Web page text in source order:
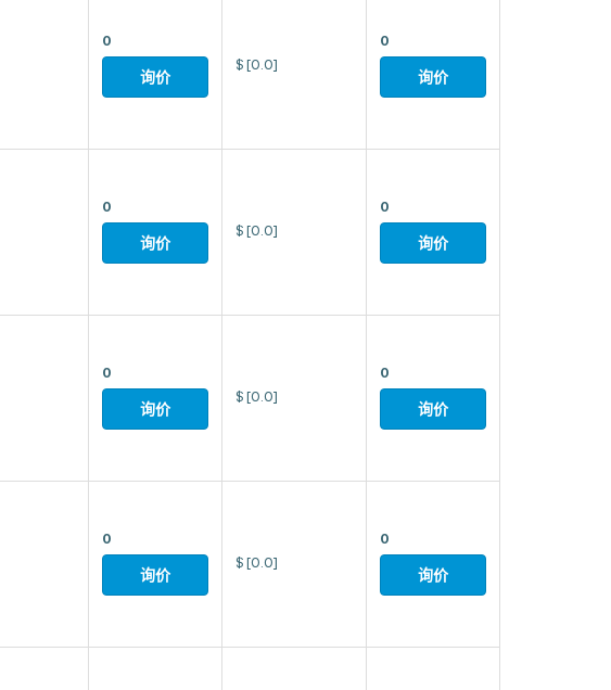
0
询价
$ [0.0]
0
询价
0
询价
$ [0.0]
0
询价
0
询价
$ [0.0]
0
询价
0
询价
$ [0.0]
0
询价